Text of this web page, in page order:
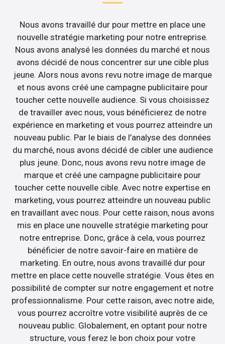
Nous avons travaillé dur pour mettre en place une
nouvelle stratégie marketing pour notre entreprise.
Nous avons analysé les données du marché et nous
avons décidé de nous concentrer sur une cible plus
jeune. Alors nous avons revu notre image de marque
et nous avons créé une campagne publicitaire pour
toucher cette nouvelle audience. Si vous choisissez
de travailler avec nous, vous bénéficierez de notre
expérience en marketing et vous pourrez atteindre un
nouveau public. Par le biais de l’analyse des données
du marché, nous avons décidé de cibler une audience
plus jeune. Donc, nous avons revu notre image de
marque et créé une campagne publicitaire pour
toucher cette nouvelle cible. Avec notre expertise en
marketing, vous pourrez atteindre un nouveau public
en travaillant avec nous. Pour cette raison, nous avons
mis en place une nouvelle stratégie marketing pour
notre entreprise. Donc, grâce à cela, vous pourrez
bénéficier de notre savoir-faire en matière de
marketing. En outre, nous avons travaillé dur pour
mettre en place cette nouvelle stratégie. Vous êtes en
possibilité de compter sur notre engagement et notre
professionnalisme. Pour cette raison, avec notre aide,
vous pourrez accroître votre visibilité auprès de ce
nouveau public. Globalement, en optant pour notre
structure, vous ferez le bon choix pour votre